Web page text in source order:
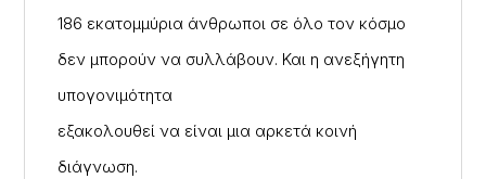
186 εκατομμύρια άνθρωποι σε όλο τον κόσμο
δεν μπορούν να συλλάβουν. Και η ανεξήγητη
υπογονιμότητα
εξακολουθεί να είναι μια αρκετά κοινή
διάγνωση.